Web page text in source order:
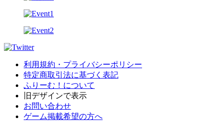
利用規約・プライバシーポリシー
特定商取引法に基づく表記
ふりーむ！について
旧デザインで表示
お問い合わせ
ゲーム掲載希望の方へ